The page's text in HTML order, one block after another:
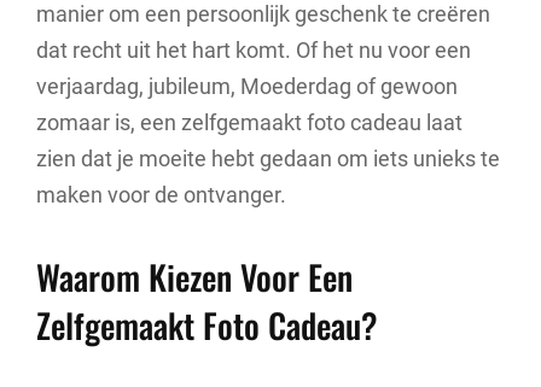
manier om een persoonlijk geschenk te creëren
dat recht uit het hart komt. Of het nu voor een
verjaardag, jubileum, Moederdag of gewoon
zomaar is, een zelfgemaakt foto cadeau laat
zien dat je moeite hebt gedaan om iets unieks te
maken voor de ontvanger.
Waarom Kiezen Voor Een
Zelfgemaakt Foto Cadeau?